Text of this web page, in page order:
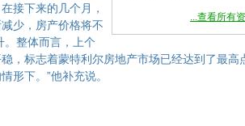
...查看所有
接下来的几个月，
少，房产价格将不
。整体而言，上个
，标志着蒙特利尔房地产市场已经达到了最高
形下。”他补充说。